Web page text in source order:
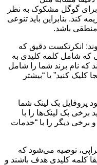
برای گوگل مشکوک به نظر
بنابراین باید تنوعی
منطقی باشد.
انکرتکست دقیق که
که شامل کلمه کلیدی به
که نام برند شما را شامل
کنید” یا “بیشتر
پروفایل بک لینک شما
برخی بک لینک‌ها را با
برخی دیگر را با “خدمات
توصیه می‌شود که
دقیقا کلمه کلیدی هدف باشند و